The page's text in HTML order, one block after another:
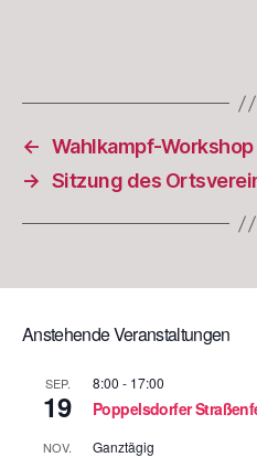
← Wahlkampf-Workshop
→ Sitzung des
Anstehende Veranstaltungen
SEP.
19
8:00 - 17:00
Poppelsdorfer
NOV. Ganztägig